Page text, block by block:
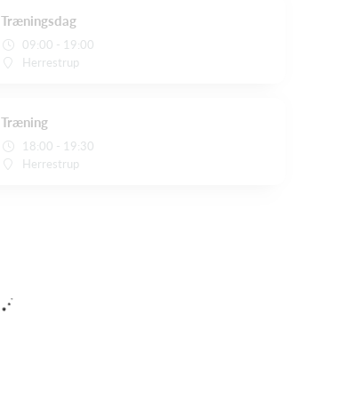
Træningsdag
09:00 - 19:00
Herrestrup
Træning
18:00 - 19:30
Herrestrup